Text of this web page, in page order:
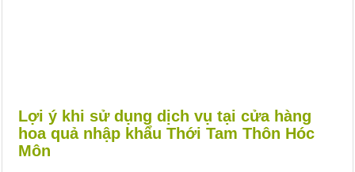
Lợi ý khi sử dụng dịch vụ tại cửa hàng
hoa quả nhập khẩu Thới Tam Thôn Hóc
Môn